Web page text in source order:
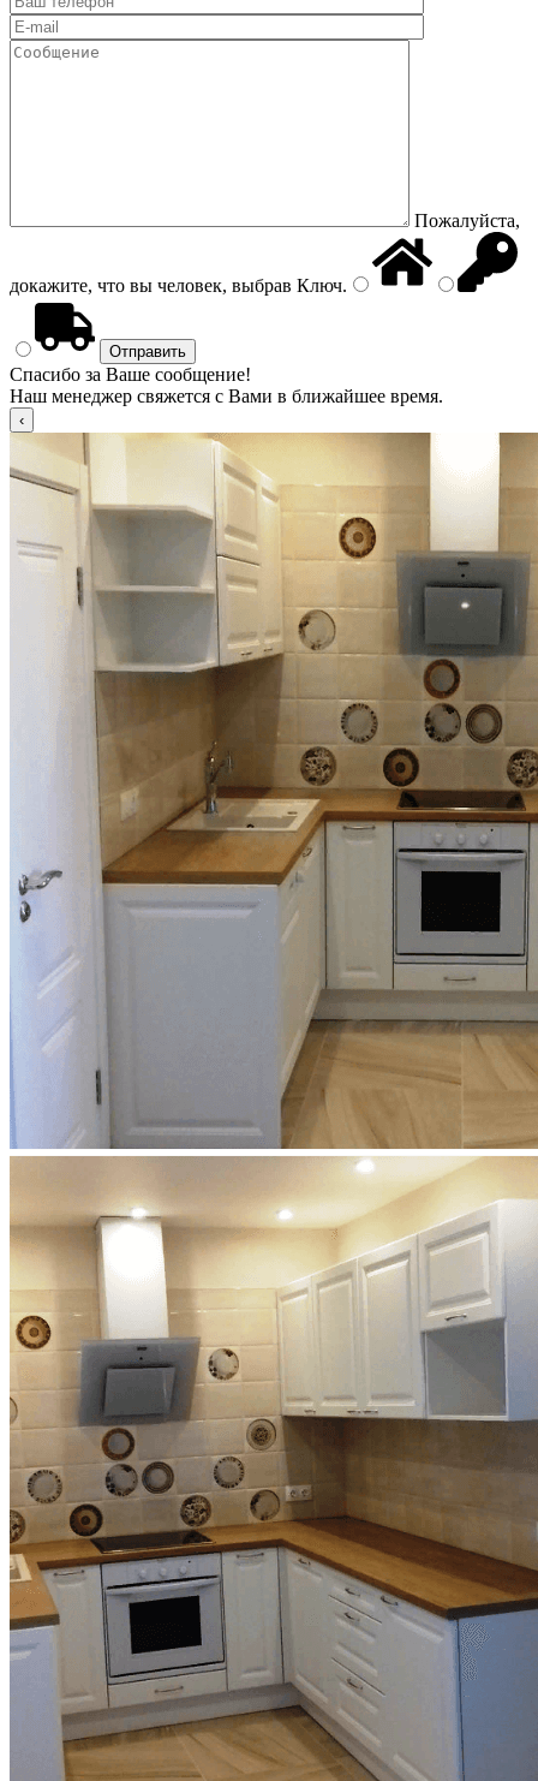
Пожалуйста,
докажите, что вы человек, выбрав Ключ.
Спасибо за Ваше сообщение!
Наш менеджер свяжется с Вами в ближайшее время.